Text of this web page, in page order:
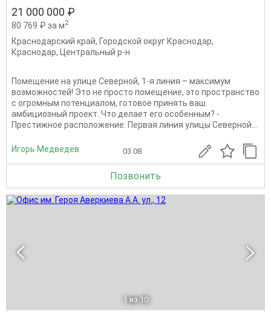
21 000 000 ₽
80 769 ₽ за м2
Краснодарский край, Городской округ Краснодар,
Краснодар, Центральный р-н
Помещение на улице Северной, 1-я линия – максимум
возможностей! Это не просто помещение, это пространство
с огромным потенциалом, готовое принять ваш
амбициозный проект. Что делает его особенным? -
Престижное расположение: Первая линия улицы Северной...
Игорь Медведев 03.08
Позвонить
1 из 10